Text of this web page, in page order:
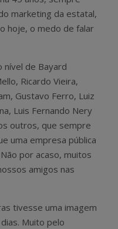
marketing da estatal,
hoje, o medo de falar
nível de Bayard
Ricardo Vieira,
Gustavo Ferro, Luiz
Luis Fernando Nery
outros, que sempre
uma empresa pública
por acaso, muitos
amigos nas
tivesse uma imagem
Muito pelo